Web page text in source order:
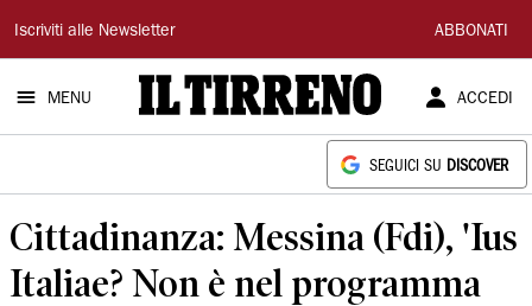
Il
Tirreno
Iscriviti alle Newsletter ABBONATI
MENU ACCEDI
SEGUICI SU DISCOVER
Cittadinanza: Messina (Fdi), 'Ius
Italiae? Non è nel programma